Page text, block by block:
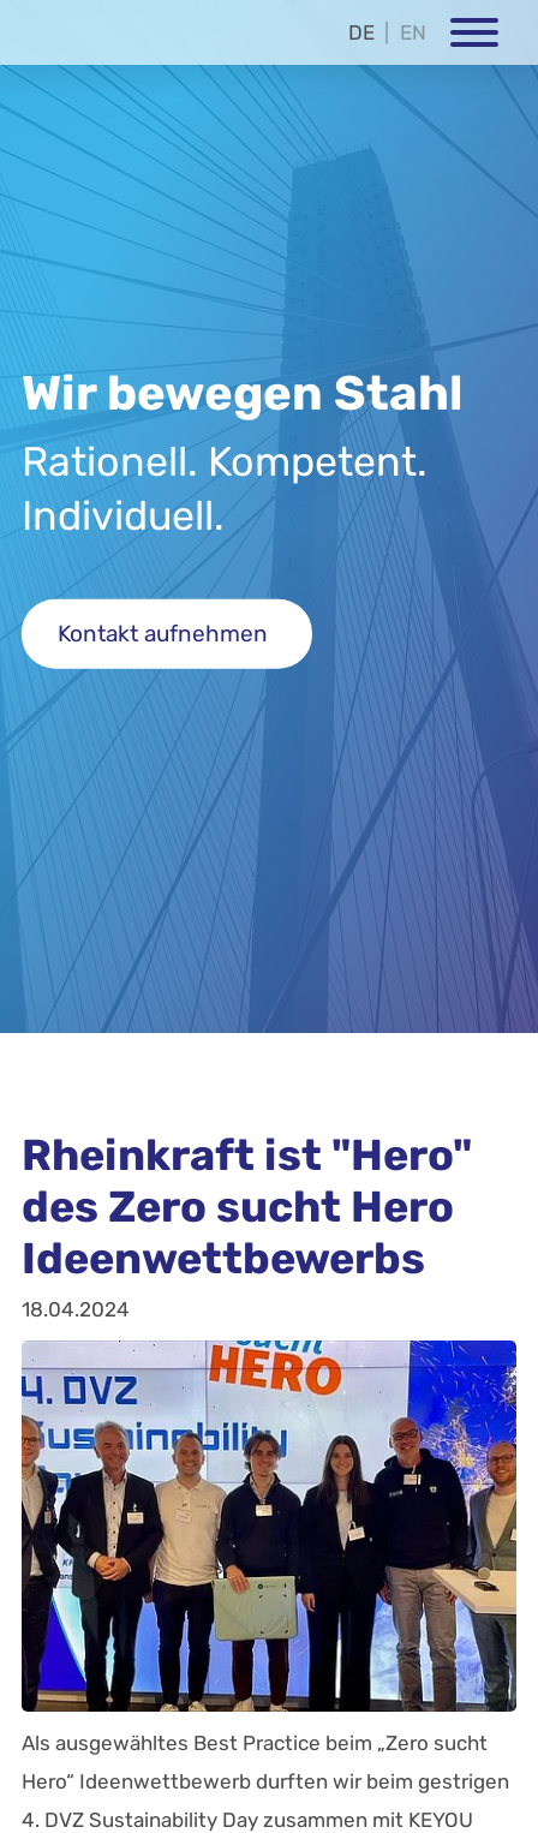
DE EN
Wir bewegen Stahl
Rationell. Kompetent.
Individuell.
Kontakt aufnehmen
Rheinkraft ist "Hero"
des Zero sucht Hero
Ideenwettbewerbs
18.04.2024
Als ausgewähltes Best Practice beim „Zero sucht
Hero“ Ideenwettbewerb durften wir beim gestrigen
4. DVZ Sustainability Day zusammen mit KEYOU